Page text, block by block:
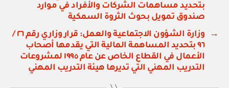
بتحديد مساهمات الشركات والأفراد في موارد
صندوق تمويل بحوث الثروة السمكية
→
وزارة الشؤون الاجتماعية والعمل: قرار وزاري رقم ٢٦ /
٩٦ بتحديد المساهمة المالية التي يقدمها أصحاب
الأعمال في القطاع الخاص عن عام ١٩٩٥ لمشروعات
التدريب المهني التي تديرها هيئة التدريب المهني